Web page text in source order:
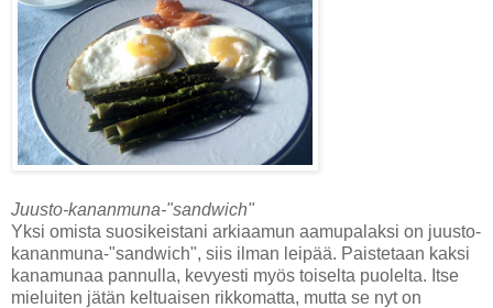
Juusto-kananmuna-"sandwich"
Yksi omista suosikeistani arkiaamun aamupalaksi on juusto-
kananmuna-"sandwich", siis ilman leipää. Paistetaan kaksi
kanamunaa pannulla, kevyesti myös toiselta puolelta. Itse
mieluiten jätän keltuaisen rikkomatta, mutta se nyt on